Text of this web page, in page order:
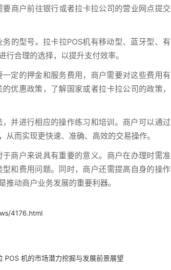
商户前往银行或者拉卡拉公司的营业网点提交
的型号。拉卡拉POS机有移动型、蓝牙型、有
合理的选择，以提升支付效率。
定的押金和服务费用，商户需要对这些费用有
优惠政策，了解国家或者拉卡拉公司的政策，
并进行相应的操作练习和培训。商户可以通过
而实现更快速、准确、高效的交易操作。
商户来说具有重要的意义。商户在办理时需准
和费用问题。同时，商户还需提高自身的操作
动商户业务发展的重要利器。
4176.html
POS 机的市场潜力挖掘与发展前景展望